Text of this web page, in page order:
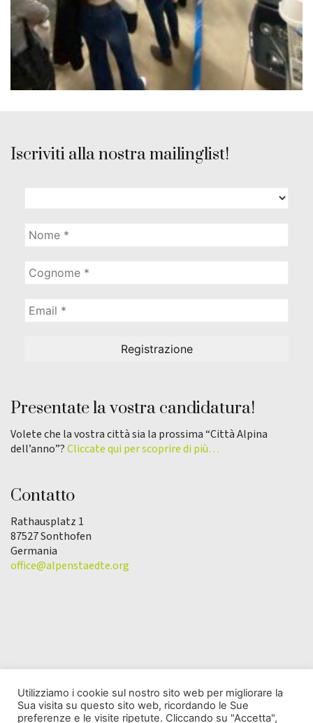
Iscriviti alla nostra mailinglist!
Presentate la vostra candidatura!
Volete che la vostra città sia la prossima “Città Alpina
dell’anno”?Cliccate qui per scoprire di più…
Contatto
Rathausplatz 1
87527 Sonthofen
Germania
office@alpenstaedte.org
© Copyright 2025 | L'Associazione Città alpina
Utilizziamo i cookie sul nostro sito web per migliorare la
Sua visita su questo sito web, ricordando le Sue
preferenze e le visite ripetute. Cliccando su "Accetta",